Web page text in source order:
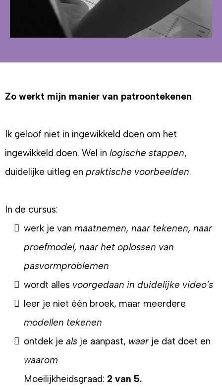
Zo werkt mijn manier van patroontekenen
Ik geloof niet in ingewikkeld doen om het
ingewikkeld doen. Wel in logische stappen,
duidelijke uitleg en praktische voorbeelden.
In de cursus:
werk je van maatnemen, naar tekenen, naar
proefmodel, naar het oplossen van
pasvormproblemen
wordt alles voorgedaan in duidelijke video's
leer je niet één broek, maar meerdere
modellen tekenen
ontdek je als je aanpast, waarje dat doet en
waarom
Moeilijkheidsgraad: 2 van 5.